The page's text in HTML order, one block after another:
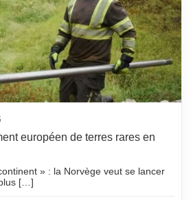
européen de terres rares en
» : la Norvège veut se lancer
[…]